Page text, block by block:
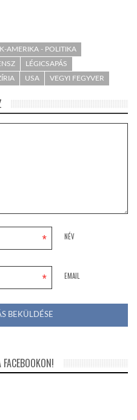
AMERIKA - POLITIKA
LÉGICSAPÁS
USA VEGYI FEGYVER
NÉV
*
EMAIL
*